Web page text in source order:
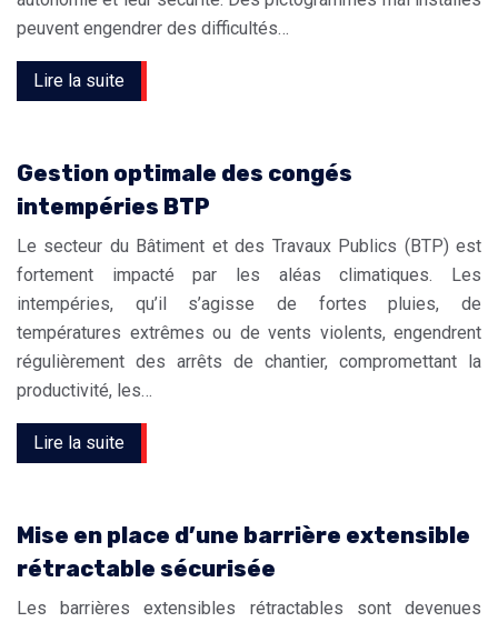
peuvent engendrer des difficultés…
Lire la suite
Gestion optimale des congés
intempéries BTP
Le secteur du Bâtiment et des Travaux Publics (BTP) est
fortement impacté par les aléas climatiques. Les
intempéries, qu’il s’agisse de fortes pluies, de
températures extrêmes ou de vents violents, engendrent
régulièrement des arrêts de chantier, compromettant la
productivité, les…
Lire la suite
Mise en place d’une barrière extensible
rétractable sécurisée
Les barrières extensibles rétractables sont devenues